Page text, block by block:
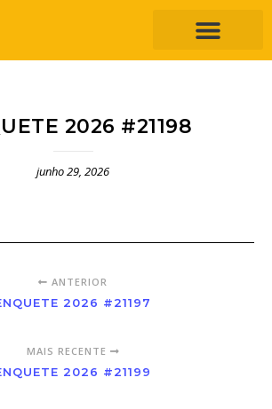
2026 #21198
junho 29, 2026
ANTERIOR
2026 #21197
MAIS RECENTE
2026 #21199